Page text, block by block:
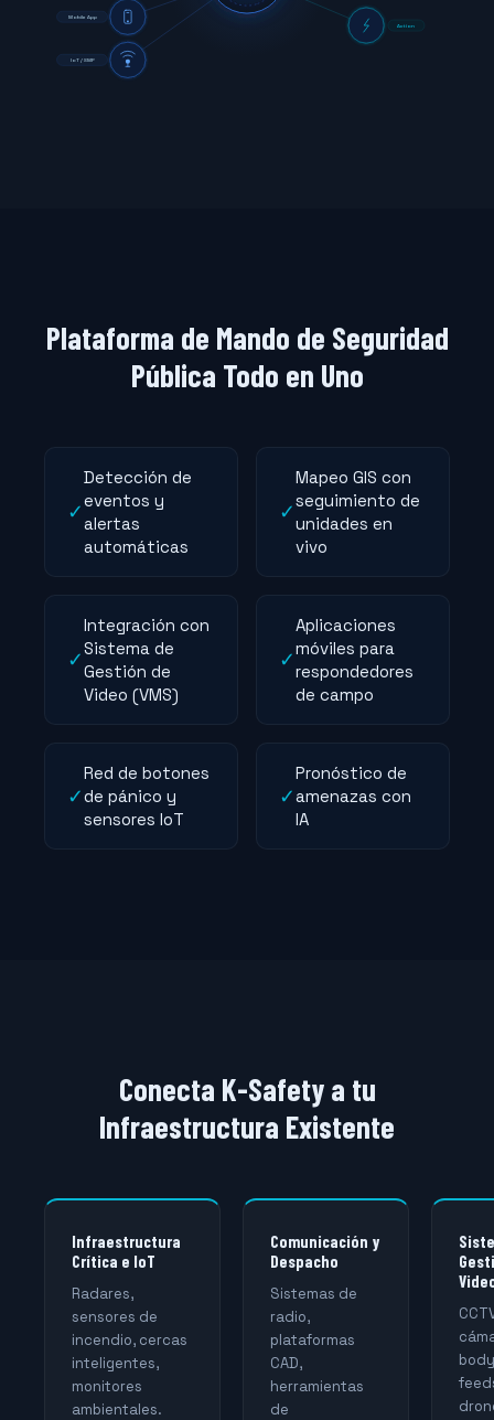
Mobile App
IoT / SMP
Action
Plataforma de Mando de Seguridad
Pública Todo en Uno
✓
Detección de
eventos y
alertas
automáticas
✓
Mapeo GIS con
seguimiento de
unidades en
vivo
✓
Integración con
Sistema de
Gestión de
Video (VMS)
✓
Aplicaciones
móviles para
respondedores
de campo
✓
Red de botones
de pánico y
sensores IoT
✓
Pronóstico de
amenazas con
IA
Conecta K-Safety a tu
Infraestructura Existente
Infraestructura
Crítica e IoT
Radares,
sensores de
incendio, cercas
inteligentes,
monitores
ambientales.
Comunicación y
Despacho
Sistemas de
radio,
plataformas
CAD,
herramientas
de